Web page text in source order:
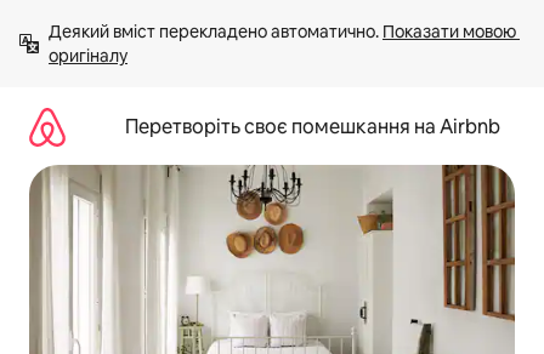
вмісту
Деякий вміст перекладено автоматично. Показати мовою
оригіналу
Перетворіть своє помешкання на Airbnb